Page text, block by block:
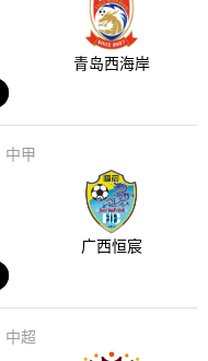
青岛西海岸
中甲
广西恒宸
中超